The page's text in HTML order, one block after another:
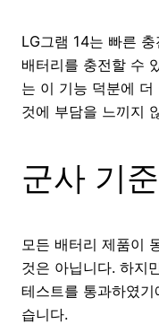
LG그램 14는 빠른
배터리를 충전할 수
는 이 기능 덕분에
것에 부담을 느끼지
군사 기
모든 배터리 제품이
것은 아닙니다. 하지
테스트를 통과하였
습니다.